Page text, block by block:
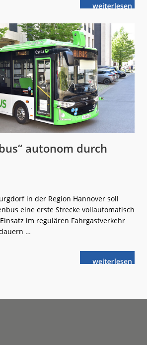
weiterlese
nalbus:
autonom durch
in der Region Hannover soll
eine erste Strecke vollautomatisch
im regulären Fahrgastverkehr
…
weiterlese
nMit